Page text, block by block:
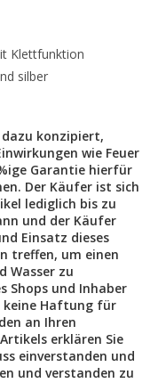
Klettfunktion
silber
konzipiert,
wie Feuer
Garantie hierfür
Der Käufer ist sich
lediglich bis zu
und der Käufer
Einsatz dieses
treffen, um einen
Wasser zu
Shops und Inhaber
keine Haftung für
an Ihren
erklären Sie
einverstanden und
und verstanden zu